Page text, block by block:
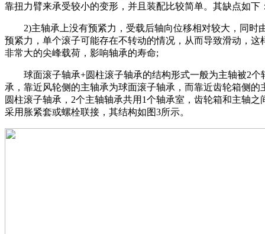
靠扭力臂来承受较小的变形，并且装配比较简单。其缺点如下
2)主轴承上没有预紧力，受载后轴向位移相对较大，同时
预紧力，单个滚子可能存在不转动的情况，从而导致滑动，这
非常大的尖峰载荷，影响轴承的寿命;
球面滚子轴承+圆柱滚子轴承的结构形式一般为主轴被2个
承，靠近风轮侧的主轴承为球面滚子轴承，而靠近齿轮箱侧的
圆柱滚子轴承，2个主轴轴承共用1个轴承室，齿轮箱和主轴之
采用胀紧套或螺栓联接，其结构如图3所示。